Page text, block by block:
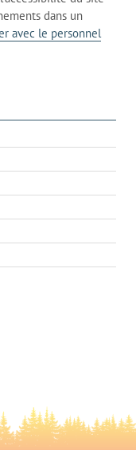
l'onglet
actuel
dans un
avec le personnel